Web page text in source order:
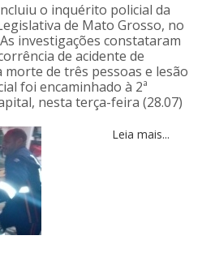
o inquérito policial da
de Mato Grosso, no
investigações constataram
de acidente de
de três pessoas e lesão
foi encaminhado à 2ª
nesta terça-feira (28.07)
Leia mais...